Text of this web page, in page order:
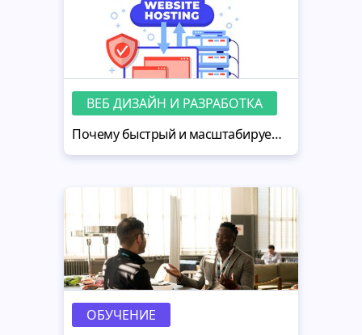
ВЕБ ДИЗАЙН И РАЗРАБОТКА
Почему быстрый и масштабируемый VPS-хостинг так важен для современных разработчиков веб-сайтов
ОБУЧЕНИЕ